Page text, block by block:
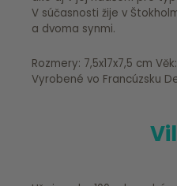
V súčasnosti žije v
a dvoma synmi.
Rozmery: 7,5x17x7,5 cm
Vyrobené vo Francúzsku